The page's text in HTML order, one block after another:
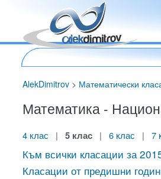
AlekDimitrov> Математически
Математика -
4 клас | 5 клас| 6 клас | 7
Към всички класации за
Класации от предишни